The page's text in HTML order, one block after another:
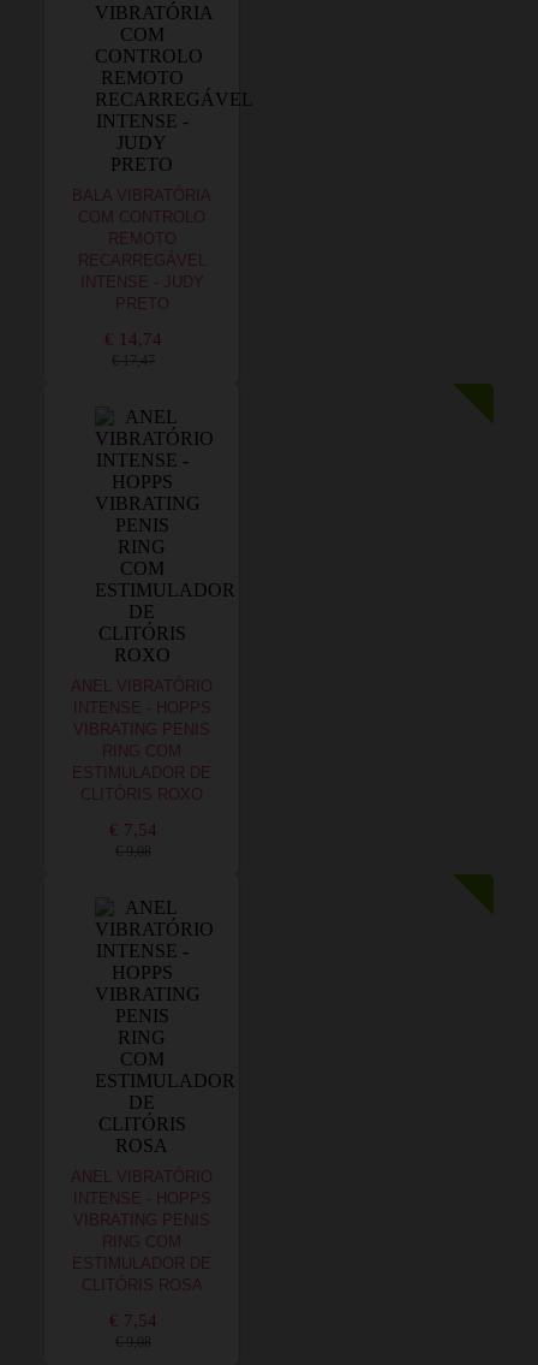
BALA VIBRATÓRIA
COM CONTROLO
REMOTO
RECARREGÁVEL
INTENSE - JUDY
PRETO
€ 14,74
€ 17,47
ANEL VIBRATÓRIO
INTENSE - HOPPS
VIBRATING PENIS
RING COM
ESTIMULADOR DE
CLITÓRIS ROXO
€ 7,54
€ 9,08
ANEL VIBRATÓRIO
INTENSE - HOPPS
VIBRATING PENIS
RING COM
ESTIMULADOR DE
CLITÓRIS ROSA
€ 7,54
€ 9,08